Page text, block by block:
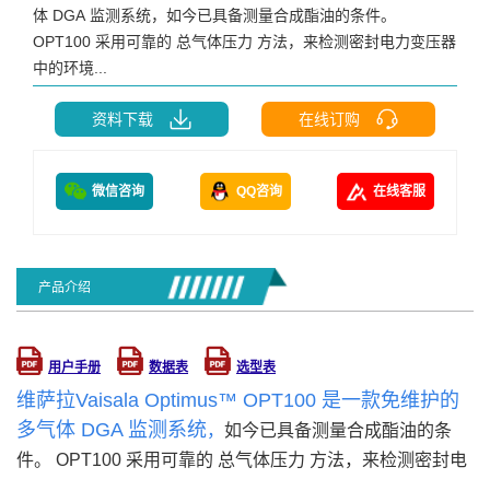
体 DGA 监测系统，如今已具备测量合成酯油的条件。
OPT100 采用可靠的 总气体压力 方法，来检测密封电力变压器
中的环境...
资料下载 在线订购
微信咨询 QQ咨询 在线客服
产品介绍
用户手册 数据表 选型表
维萨拉Vaisala Optimus™ OPT100 是一款免维护的
多气体 DGA 监测系统， 如今已具备测量合成酯油的条
件。 OPT100 采用可靠的 总气体压力 方法，来检测密封电